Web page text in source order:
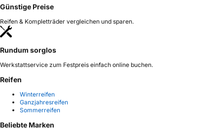
Günstige Preise
Reifen & Kompletträder vergleichen und sparen.
Rundum sorglos
Werkstattservice zum Festpreis einfach online buchen.
Reifen
Winterreifen
Ganzjahresreifen
Sommerreifen
Beliebte Marken